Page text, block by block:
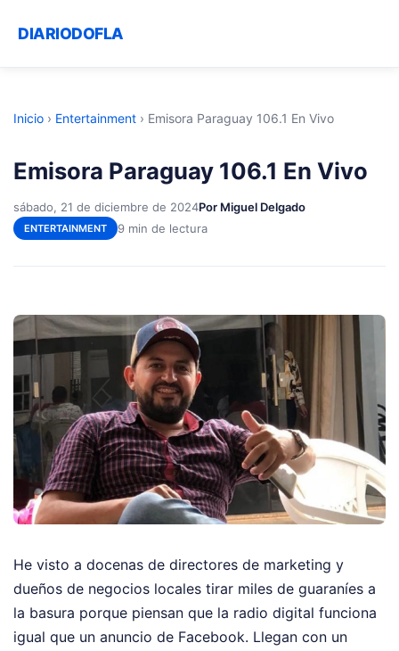
DIARIODOFLA
Inicio › Entertainment › Emisora Paraguay 106.1 En Vivo
Emisora Paraguay 106.1 En Vivo
sábado, 21 de diciembre de 2024Por Miguel Delgado
ENTERTAINMENT 9 min de lectura
He visto a docenas de directores de marketing y
dueños de negocios locales tirar miles de guaraníes a
la basura porque piensan que la radio digital funciona
igual que un anuncio de Facebook. Llegan con un